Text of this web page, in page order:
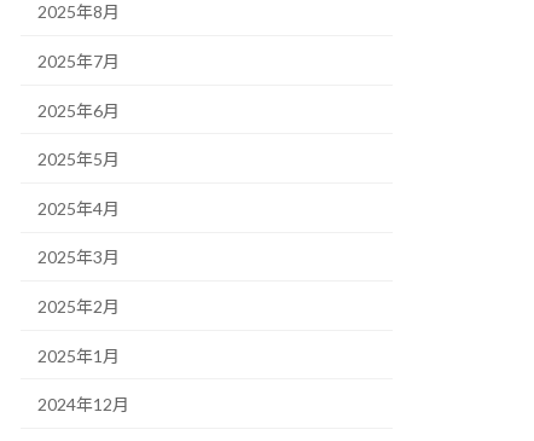
2025年8月
2025年7月
2025年6月
2025年5月
2025年4月
2025年3月
2025年2月
2025年1月
2024年12月